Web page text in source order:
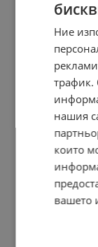
Ние
трафик.
нашия
които
вашето